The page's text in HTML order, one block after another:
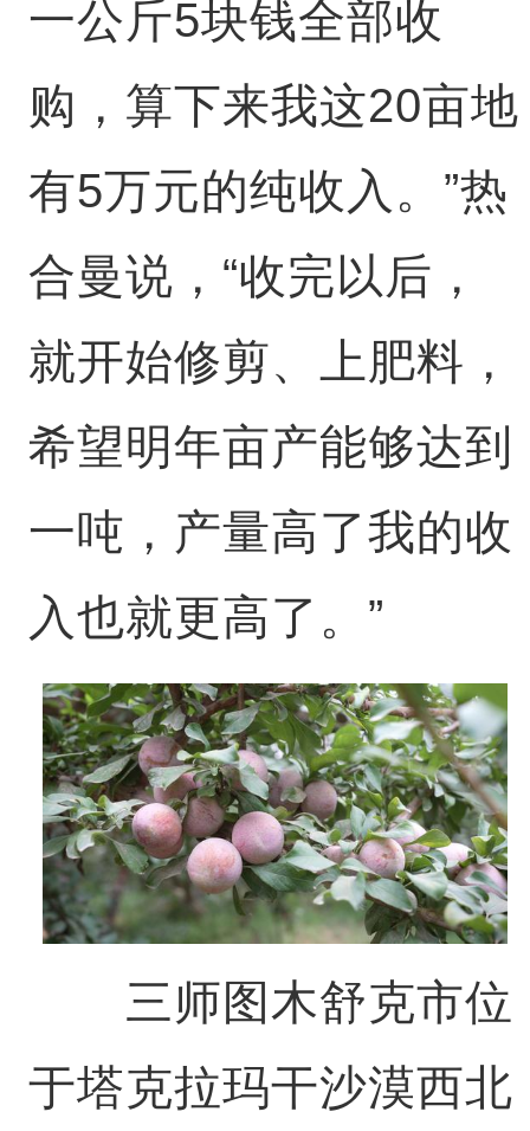
一公斤5块钱全部收
购，算下来我这20亩地
有5万元的纯收入。”热
合曼说，“收完以后，
就开始修剪、上肥料，
希望明年亩产能够达到
一吨，产量高了我的收
入也就更高了。”
三师图木舒克市位
于塔克拉玛干沙漠西北